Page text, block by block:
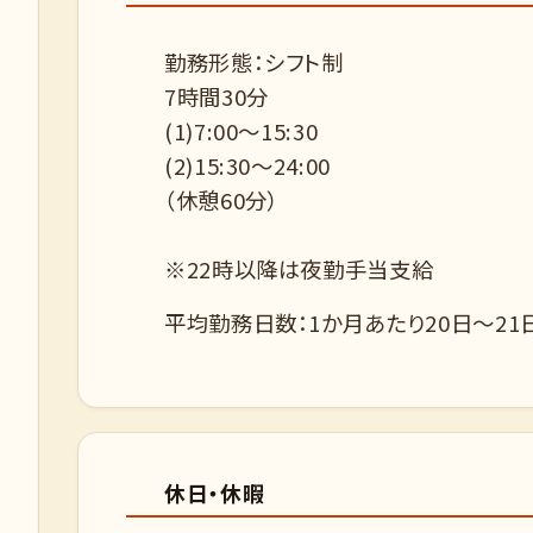
勤務形態：シフト制
7時間30分
(1)7:00～15:30
(2)15:30～24:00
（休憩60分）
※22時以降は夜勤手当支給
平均勤務日数：1か月あたり20日～21
休日・休暇